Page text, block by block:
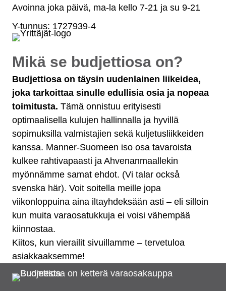
Avoinna joka päivä, ma-la kello 7-21 ja su 9-21
Y-tunnus: 1727939-4
Mikä se budjettiosa on?
Budjettiosa on täysin uudenlainen liikeidea,
joka tarkoittaa sinulle edullisia osia ja nopeaa
toimitusta. Tämä onnistuu erityisesti
optimaalisella kulujen hallinnalla ja hyvillä
sopimuksilla valmistajien sekä kuljetusliikkeiden
kanssa. Manner-Suomeen iso osa tavaroista
kulkee rahtivapaasti ja Ahvenanmaallekin
myönnämme samat ehdot. (Vi talar också
svenska här). Voit soitella meille jopa
viikonloppuina aina iltayhdeksään asti – eli silloin
kun muita varaosatukkuja ei voisi vähempää
kiinnostaa.
Kiitos, kun vierailit sivuillamme – tervetuloa
asiakkaaksemme!